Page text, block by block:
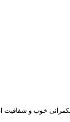
و شفافیت اداری